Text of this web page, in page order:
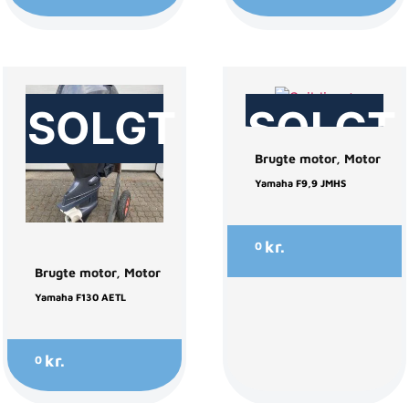
SOLGT
Brugte motor, Motor
Yamaha F130 AETL
0 kr.
SOLGT
Brugte motor, Motor
Yamaha F9,9 JMHS
0 kr.